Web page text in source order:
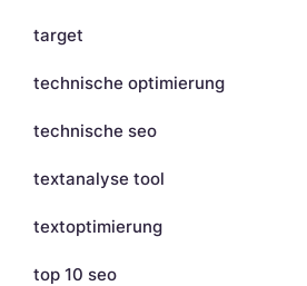
target
technische optimierung
technische seo
textanalyse tool
textoptimierung
top 10 seo